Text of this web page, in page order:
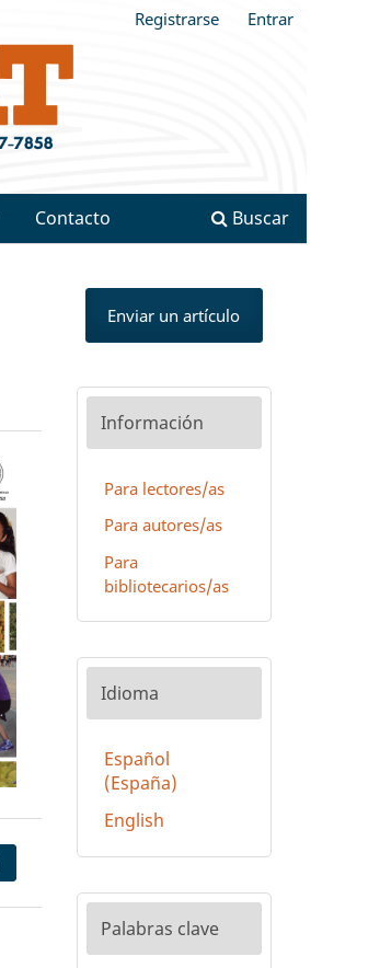
Contacto Buscar
Registrarse Entrar
Enviar un artículo
Información
Para lectores/as
Para autores/as
Para
bibliotecarios/as
Idioma
Español
(España)
English
Palabras clave